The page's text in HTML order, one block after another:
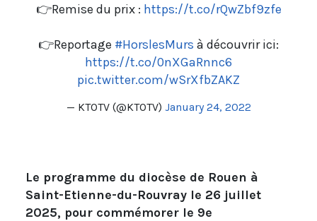
👉Remise du prix : https://t.co/rQwZbf9zfe
👉Reportage #HorslesMurs à découvrir ici:
https://t.co/0nXGaRnnc6
pic.twitter.com/wSrXfbZAKZ
— KTOTV (@KTOTV) January 24, 2022
Le programme du diocèse de Rouen à
Saint-Etienne-du-Rouvray le 26 juillet
2025, pour commémorer le 9e